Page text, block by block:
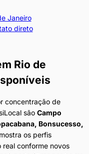
Janeiro
direto
Rio de
concentração de
são Campo
Bonsucesso,
os perfis
conforme novos